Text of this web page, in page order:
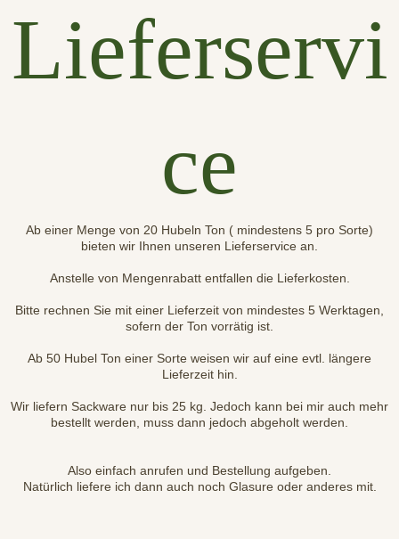
Lieferservi
ce
Ab einer Menge von 20 Hubeln Ton ( mindestens 5 pro Sorte)
bieten wir Ihnen unseren Lieferservice an.
Anstelle von Mengenrabatt entfallen die Lieferkosten.
Bitte rechnen Sie mit einer Lieferzeit von mindestes 5 Werktagen,
sofern der Ton vorrätig ist.
Ab 50 Hubel Ton einer Sorte weisen wir auf eine evtl. längere
Lieferzeit hin.
Wir liefern Sackware nur bis 25 kg. Jedoch kann bei mir auch mehr
bestellt werden, muss dann jedoch abgeholt werden.
Also einfach anrufen und Bestellung aufgeben.
Natürlich liefere ich dann auch noch Glasure oder anderes mit.